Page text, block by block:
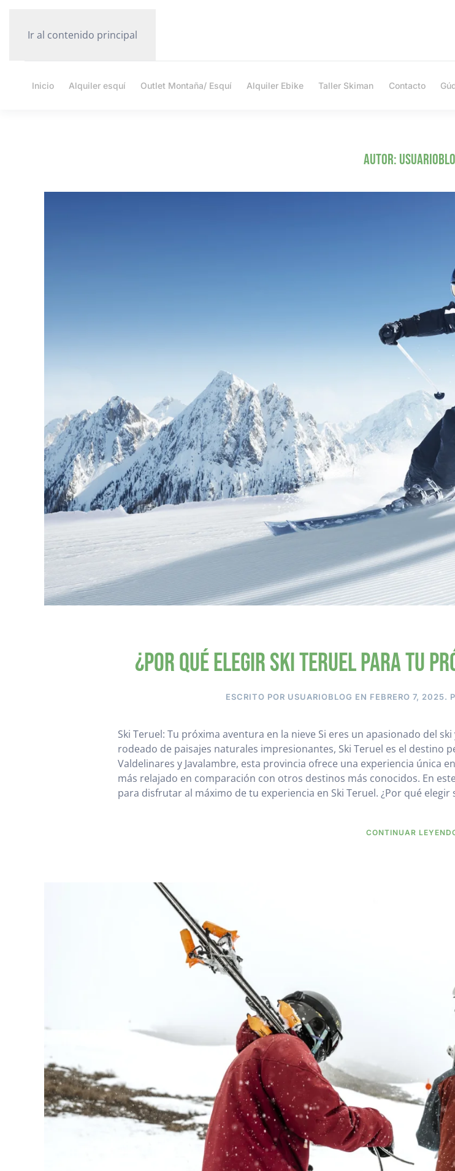
Ir al contenido principal
Inicio Alquiler esquí Outlet Montaña/ Esquí Alquiler Ebike Taller Skiman Contacto
Autor:
¿Por qué elegir ski Teruel para tu
ESCRITO POR USUARIOBLOG EN FEBRERO 7, 2025.
Ski Teruel: Tu próxima aventura en la nieve Si eres un apasionado del
rodeado de paisajes naturales impresionantes, Ski Teruel es el destino
Valdelinares y Javalambre, esta provincia ofrece una experiencia única
más relajado en comparación con otros destinos más conocidos. En
para disfrutar al máximo de tu experiencia en Ski Teruel. ¿Por qué elegir
CONTINUAR